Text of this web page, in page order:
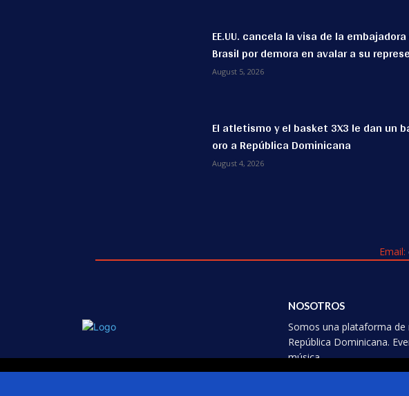
EE.UU. cancela la visa de la
Brasil por demora en avalar a su
August 5, 2026
El atletismo y el basket 3X3 le dan un
oro a República Dominicana
August 4, 2026
Email:
NOSOTROS
Somos una plataforma
República Dominicana.
música.